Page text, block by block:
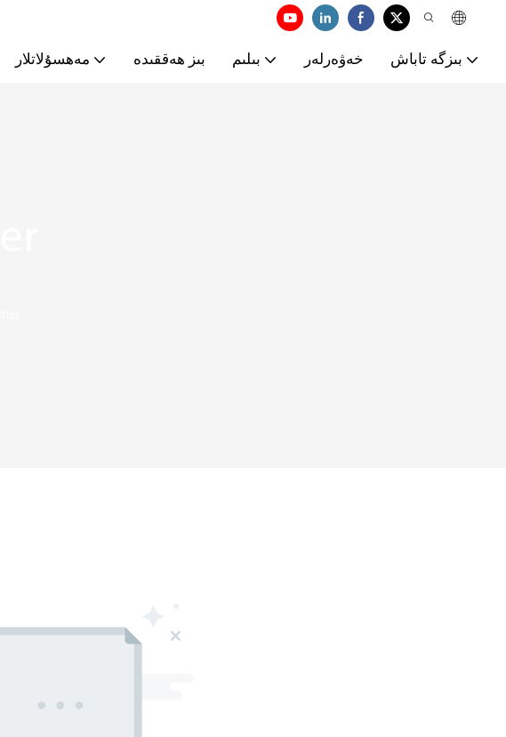
مەھسۇلاتلار بىز ھەققىدە بىلىم خەۋەرلەر بىزگە تاباش